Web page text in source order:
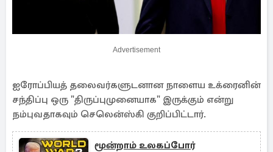
Advertisement
ஐரோப்பியத் தலைவர்களுடனான நாளைய உக்ரைனின்
சந்திப்பு ஒரு "திருப்புமுனையாக" இருக்கும் என்று
நம்புவதாகவும் செலென்ஸ்கி குறிப்பிட்டார்.
மூன்றாம் உலகப்போர்